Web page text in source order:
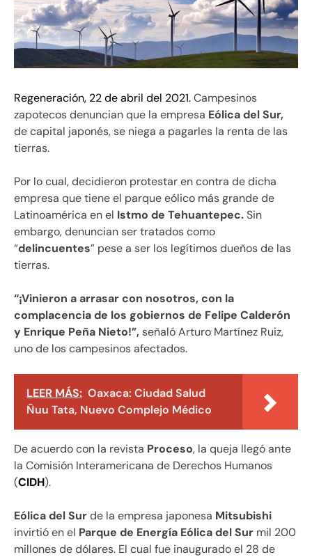
Regeneración, 22 de abril del 2021.Campesinos
zapotecos denuncian que la empresa Eólica del Sur,
de capital japonés, se niega a pagarles la renta de las
tierras.
Por lo cual, decidieron protestar en contra de dicha
empresa que tiene el parque eólico más grande de
Latinoamérica en el Istmo de Tehuantepec.Sin
embargo, denuncian ser tratados como
“delincuentes” pese a ser los legítimos dueños de las
tierras.
“¡Vinieron a arrasar con nosotros, con la
complacencia de los gobiernos de Felipe Calderón
y Enrique Peña Nieto!”, señaló Arturo Martínez Ruiz,
uno de los campesinos afectados.
LEER MÁS: Oaxaca: Ciudad Salud
Ñuu Tata, Nuevo Complejo Médico
De acuerdo con la revista Proceso, la queja llegó ante
la Comisión Interamericana de Derechos Humanos
(CIDH).
Eólica del Surde la empresa japonesa Mitsubishi
invirtió en el Parque de Energía Eólica del Sur mil 200
millones de dólares. El cual fue inaugurado el 28 de